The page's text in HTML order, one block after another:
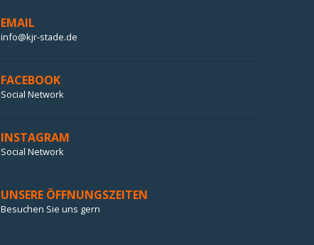
EMAIL
info@kjr-stade.de
FACEBOOK
Social Network
INSTAGRAM
Social Network
UNSERE ÖFFNUNGSZEITEN
Besuchen Sie uns gern